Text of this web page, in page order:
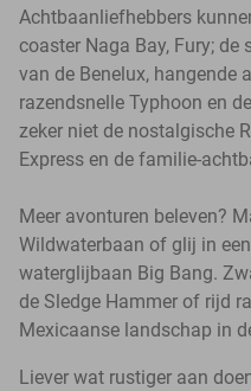
Achtbaanliefhebbers
coaster Naga Bay, Fury;
van de Benelux, hangende
razendsnelle Typhoon en
zeker niet de nostalgische
Express en de familie-
Meer avonturen beleven?
Wildwaterbaan of glij in
waterglijbaan Big Bang.
de Sledge Hammer of rijd
Mexicaanse landschap in
Liever wat rustiger aan